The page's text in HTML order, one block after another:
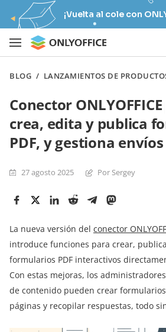
¡Vuelta al cole con
BLOG / LANZAMIENTOS DE
Conector
crea, edita y publica
PDF, y gestiona envíos
27 agosto 2025 Por Sergey
La nueva versión del conector
introduce funciones para crear,
formularios PDF interactivos
Con estas mejoras, los
de contenido pueden crear
páginas y recopilar respuestas, todo